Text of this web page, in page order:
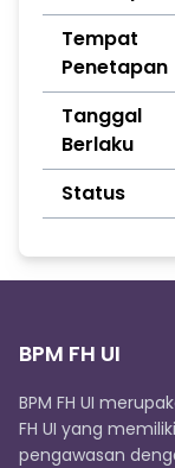
Tempat
Penetapan
Tanggal
Berlaku
Status
BPM FH UI
BPM FH UI
FH UI yang
pengawasan